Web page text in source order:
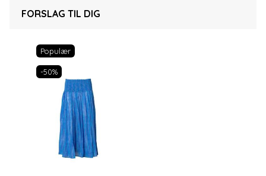
FORSLAG TIL DIG
Populær
-50%